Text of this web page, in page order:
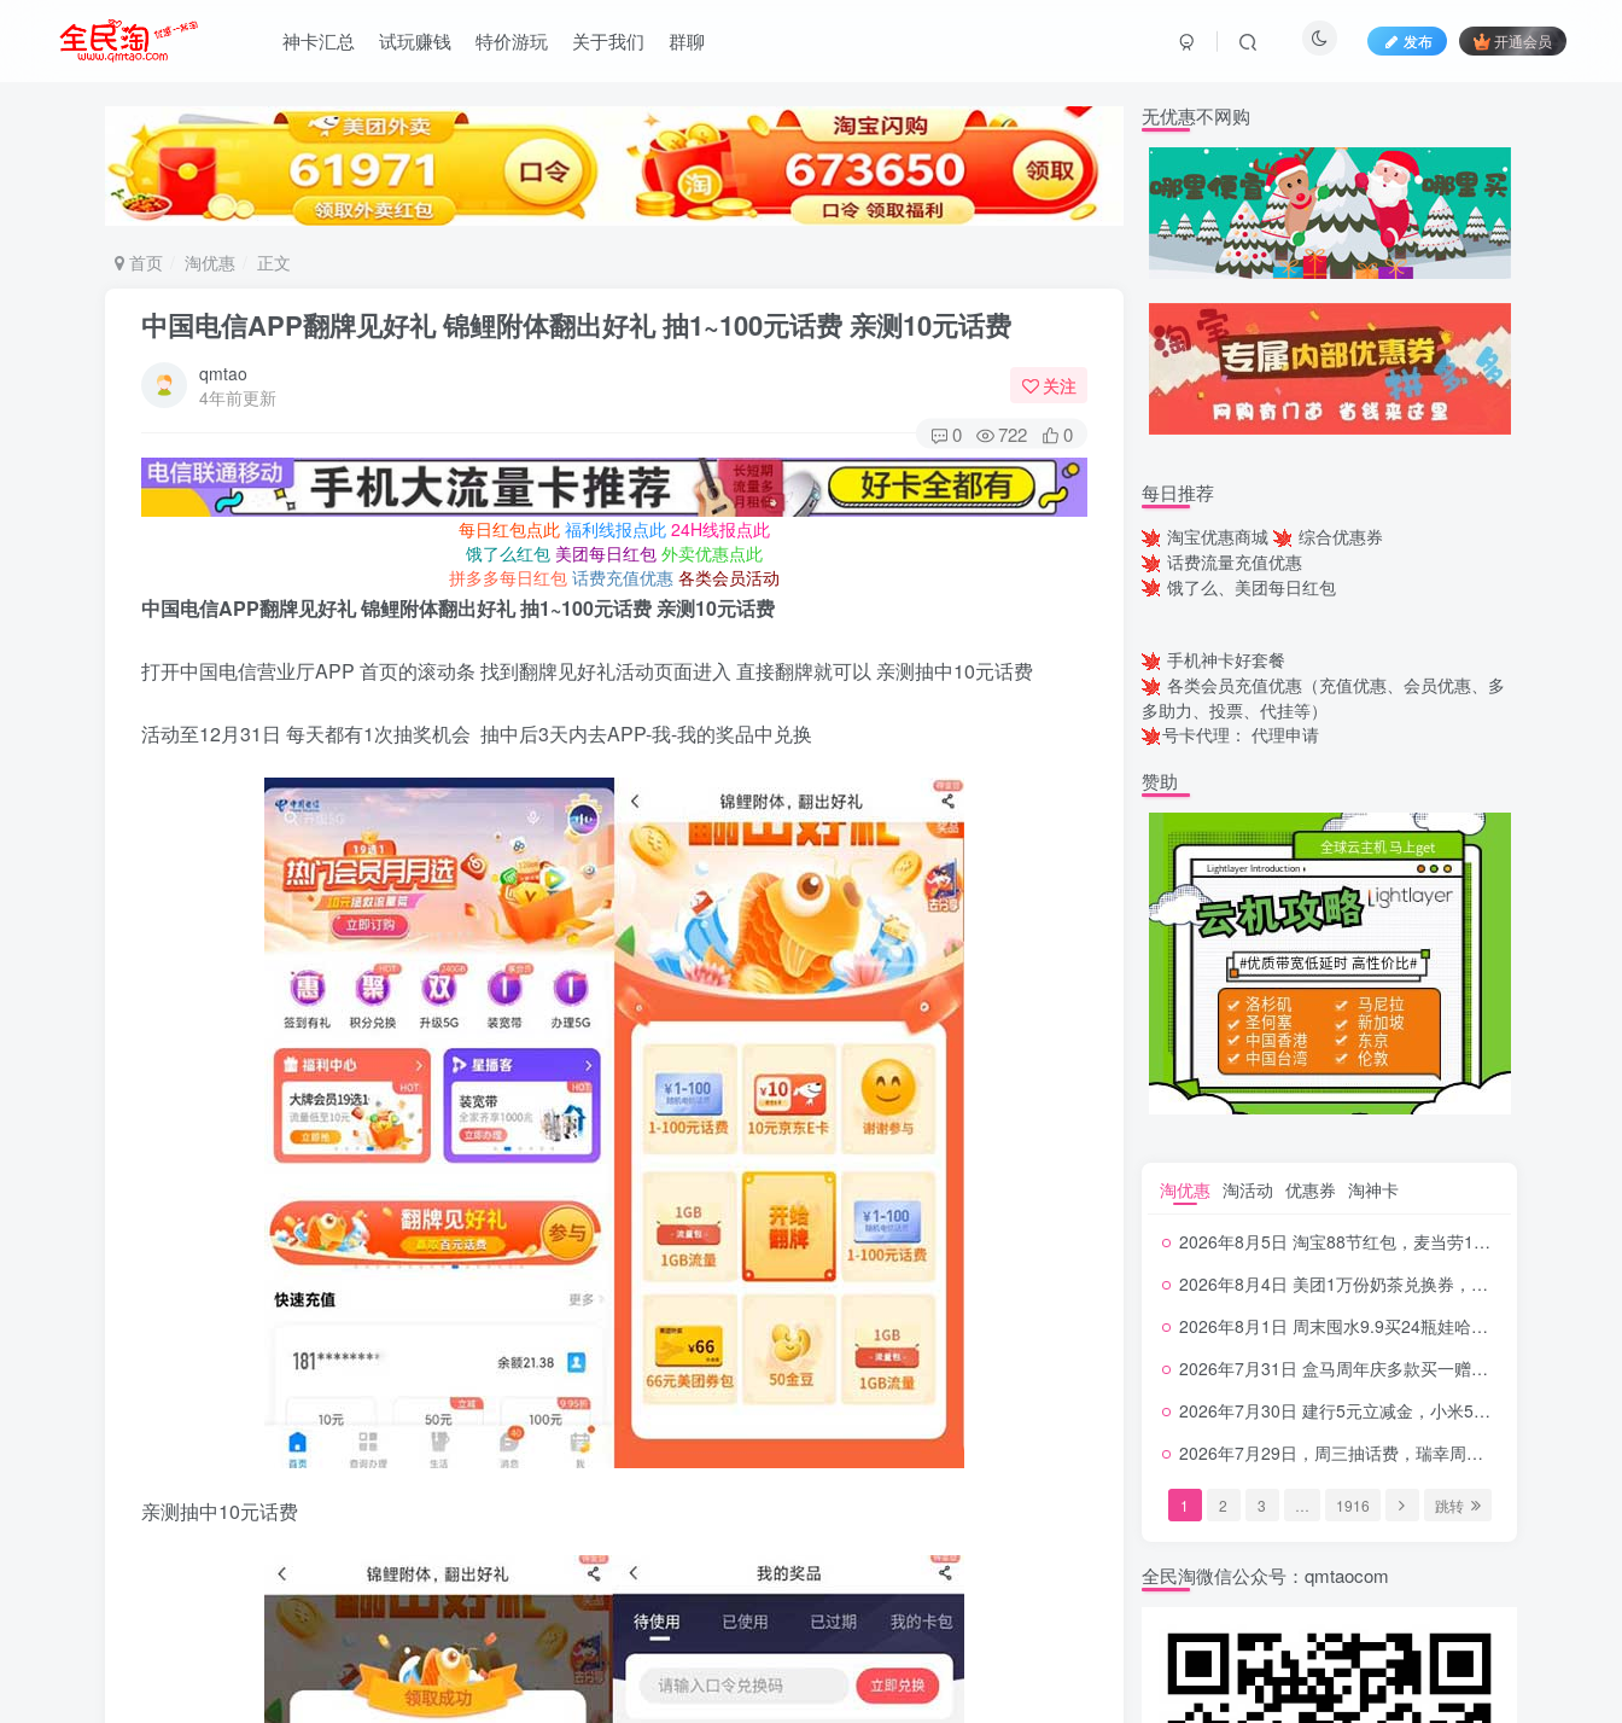
神卡汇总 试玩赚钱 特价游玩 关于我们 群聊 发布 开通会员
首页 淘优惠 正文
中国电信APP翻牌见好礼 锦鲤附体翻出好礼 抽1~100元话费 亲测10元话费
qmtao
4年前更新
关注
0 722 0
每日红包点此 福利线报点此 24H线报点此
饿了么红包 美团每日红包 外卖优惠点此
拼多多每日红包 话费充值优惠 各类会员活动
中国电信APP翻牌见好礼 锦鲤附体翻出好礼 抽1~100元话费 亲测10元话费
打开中国电信营业厅APP 首页的滚动条 找到翻牌见好礼活动页面进入 直接翻牌就可以 亲测抽中10元话费
活动至12月31日 每天都有1次抽奖机会 抽中后3天内去APP-我-我的奖品中兑换
亲测抽中10元话费
无优惠不网购
每日推荐
淘宝优惠商城
综合优惠券
话费流量充值优惠
饿了么、美团每日红包
手机神卡好套餐
各类会员充值优惠（充值优惠、会员优惠、多
多助力、投票、代挂等）
号卡代理： 代理申请
赞助
淘优惠 淘活动 优惠券 淘神卡
2026年8月5日 淘宝88节红包，麦当劳150万份柠檬水，三万份瑞幸免单，霸王9万份0.01券等
2026年8月4日 美团1万份奶茶兑换券，农行5E卡，中行支付超给利，美团领18个冰激凌，小米每天领2-6元等等
2026年8月1日 周末囤水9.9买24瓶娃哈哈，建行100元京东券，移动5元话费，麦当劳甜筒，交行立减金等
2026年7月31日 盒马周年庆多款买一赠一，饿了么拆红包，建行30立减金，农行领10元刷卡金等
2026年7月30日 建行5元立减金，小米5元，抢2500份爷爷不泡茶，闪购20-20，3元吃瑞幸咖啡等
2026年7月29日，周三抽话费，瑞幸周三免单，4.9元瑞幸咖啡，蜜雪兑换券，工行5元立减金等
1 2 3 1916 跳转
全民淘微信公众号：qmtaocom